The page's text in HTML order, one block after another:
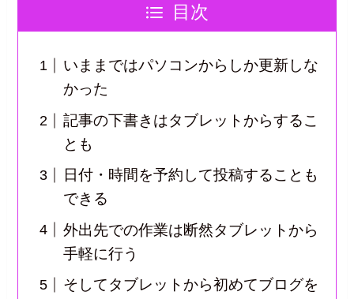
目次
いままではパソコンからしか更新しな
かった
記事の下書きはタブレットからするこ
とも
日付・時間を予約して投稿することも
できる
外出先での作業は断然タブレットから
手軽に行う
そしてタブレットから初めてブログを